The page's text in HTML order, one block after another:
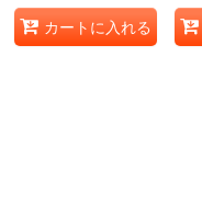
カートに入れる